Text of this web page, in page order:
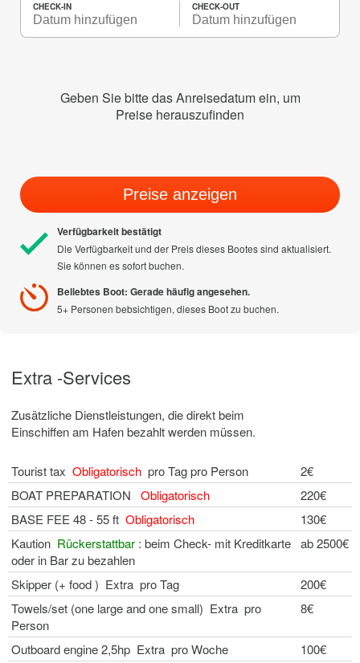
CHECK-IN CHECK-OUT
Geben Sie bitte das Anreisedatum ein, um
Preise herauszufinden
Preise anzeigen
Verfügbarkeit bestätigt
Die Verfügbarkeit und der Preis dieses Bootes sind aktualisiert.
Sie können es sofort buchen.
Beliebtes Boot: Gerade häufig angesehen.
5+ Personen bebsichtigen, dieses Boot zu buchen.
Extra -Services
Zusätzliche Dienstleistungen, die direkt beim
Einschiffen am Hafen bezahlt werden müssen.
Tourist tax Obligatorisch pro Tag pro Person
2€
BOAT PREPARATION Obligatorisch
220€
BASE FEE 48 - 55 ft Obligatorisch
130€
Kaution Rückerstattbar : beim Check- mit Kreditkarte
oder in Bar zu bezahlen
ab 2500€
Skipper (+ food ) Extra pro Tag
200€
Towels/set (one large and one small) Extra pro
Person
8€
Outboard engine 2,5hp Extra pro Woche 100€